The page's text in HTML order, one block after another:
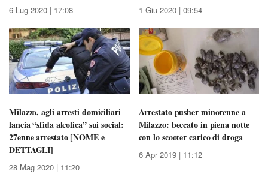
6 Lug 2020 | 17:08 1 Giu 2020 | 09:54
Milazzo, agli arresti domiciliari
lancia “sfida alcolica” sui social:
27enne arrestato [NOME e
DETTAGLI]
28 Mag 2020 | 11:20
Arrestato pusher minorenne a
Milazzo: beccato in piena notte
con lo scooter carico di droga
6 Apr 2019 | 11:12